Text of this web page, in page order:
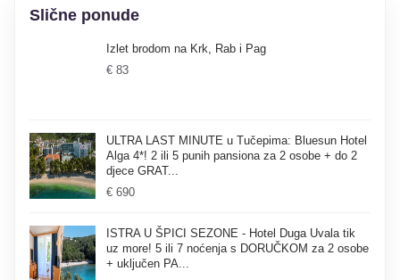
Slične ponude
Izlet brodom na Krk, Rab i Pag
€ 83
ULTRA LAST MINUTE u Tučepima: Bluesun Hotel
Alga 4*! 2 ili 5 punih pansiona za 2 osobe + do 2
djece GRAT...
€ 690
ISTRA U ŠPICI SEZONE - Hotel Duga Uvala tik
uz more! 5 ili 7 noćenja s DORUČKOM za 2 osobe
+ uključen PA...